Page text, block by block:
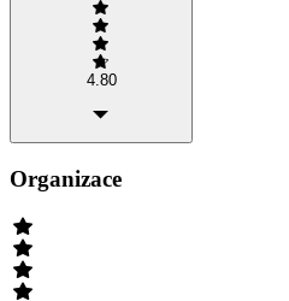
4.80
Organizace